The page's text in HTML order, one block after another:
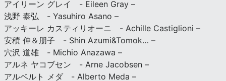
アイリーン グレイ - Eileen Gray –
浅野 泰弘 - Yasuhiro Asano –
アッキーレ カスティリオーニ - Achille Castiglioni –
安積 伸＆朋子 - Shin Azumi&Tomok… –
穴沢 道雄 - Michio Anazawa –
アルネ ヤコブセン - Arne Jacobsen –
アルベルト メダ - Alberto Meda –